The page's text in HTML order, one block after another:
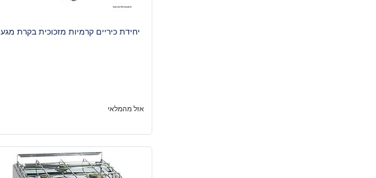
יחידת כיריים קרמיות מזכוכית בקרת מגע
אזל מהמלאי